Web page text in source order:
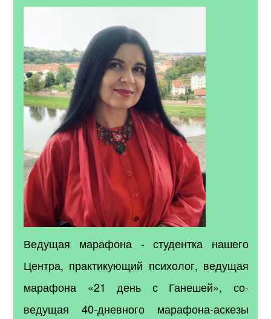
Ведущая марафона - студентка нашего
Центра, практикующий психолог, ведущая
марафона «21 день с Ганешей», со-
ведущая 40-дневного марафона-аскезы